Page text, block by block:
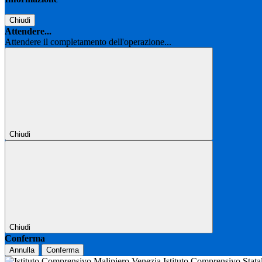
Chiudi
Attendere...
Attendere il completamento dell'operazione...
Chiudi
Chiudi
Conferma
Annulla Conferma